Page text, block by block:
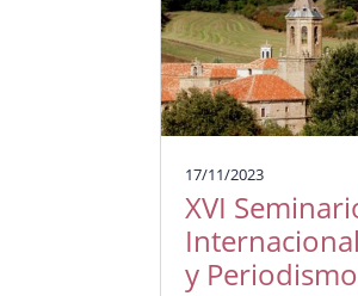
17/11/2023
XVI
y Periodismo